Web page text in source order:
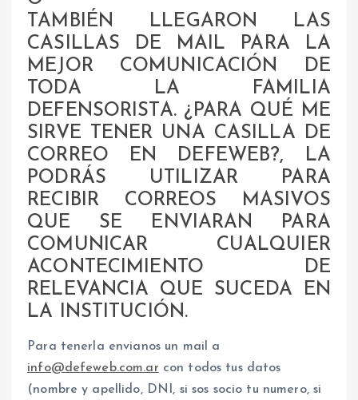
TAMBIÉN LLEGARON LAS
CASILLAS DE MAIL PARA LA
MEJOR COMUNICACIÓN DE
TODA LA FAMILIA
DEFENSORISTA. ¿PARA QUÉ ME
SIRVE TENER UNA CASILLA DE
CORREO EN DEFEWEB?, LA
PODRÁS UTILIZAR PARA
RECIBIR CORREOS MASIVOS
QUE SE ENVIARAN PARA
COMUNICAR CUALQUIER
ACONTECIMIENTO DE
RELEVANCIA QUE SUCEDA EN
LA INSTITUCIÓN.
Para tenerla envianos un mail a
info@defeweb.com.ar con todos tus datos
(nombre y apellido, DNI, si sos socio tu numero, si